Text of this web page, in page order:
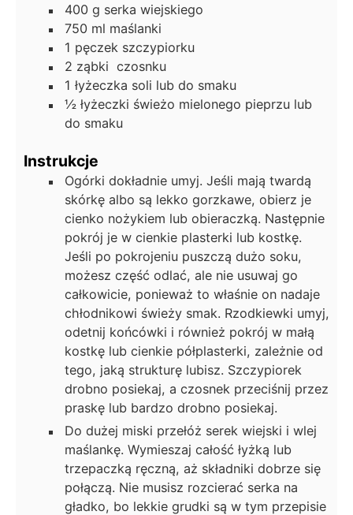
400 g serka wiejskiego
750 ml maślanki
1 pęczek szczypiorku
2 ząbki czosnku
1 łyżeczka soli lub do smaku
½ łyżeczki świeżo mielonego pieprzu lub
do smaku
Instrukcje
Ogórki dokładnie umyj. Jeśli mają twardą
skórkę albo są lekko gorzkawe, obierz je
cienko nożykiem lub obieraczką. Następnie
pokrój je w cienkie plasterki lub kostkę.
Jeśli po pokrojeniu puszczą dużo soku,
możesz część odlać, ale nie usuwaj go
całkowicie, ponieważ to właśnie on nadaje
chłodnikowi świeży smak. Rzodkiewki umyj,
odetnij końcówki i również pokrój w małą
kostkę lub cienkie półplasterki, zależnie od
tego, jaką strukturę lubisz. Szczypiorek
drobno posiekaj, a czosnek przeciśnij przez
praskę lub bardzo drobno posiekaj.
Do dużej miski przełóż serek wiejski i wlej
maślankę. Wymieszaj całość łyżką lub
trzepaczką ręczną, aż składniki dobrze się
połączą. Nie musisz rozcierać serka na
gładko, bo lekkie grudki są w tym przepisie